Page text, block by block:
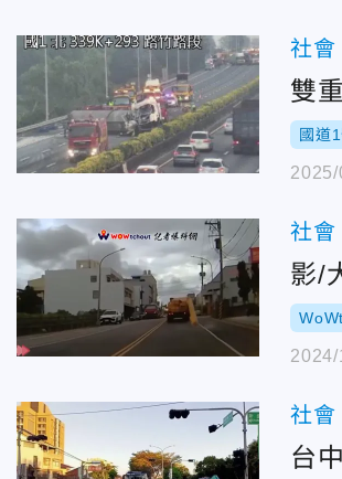
社會
雙
國道
社會
影/
社會
台